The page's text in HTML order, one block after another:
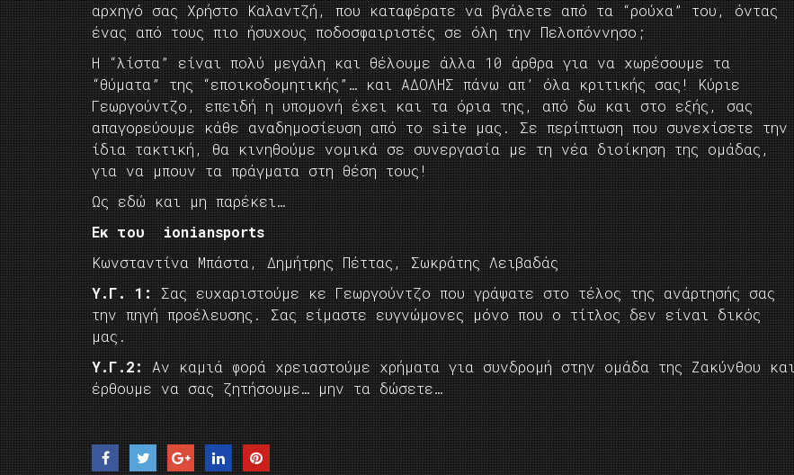
αρχηγό σας Χρήστο Καλαντζή, που καταφέρατε να βγάλετε από τα “ρούχα” του, όντας
ένας από τους πιο ήσυχους ποδοσφαιριστές σε όλη την Πελοπόννησο;
Η “λίστα” είναι πολύ μεγάλη και θέλουμε άλλα 10 άρθρα για να χωρέσουμε τα
“θύματα” της “εποικοδομητικής”… και ΑΔΟΛΗΣ πάνω απ’ όλα κριτικής σας! Κύριε
Γεωργούντζο, επειδή η υπομονή έχει και τα όρια της, από δω και στο εξής, σας
απαγορεύουμε κάθε αναδημοσίευση από το site μας. Σε περίπτωση που συνεχίσετε την
ίδια τακτική, θα κινηθούμε νομικά σε συνεργασία με τη νέα διοίκηση της ομάδας,
για να μπουν τα πράγματα στη θέση τους!
Ως εδώ και μη παρέκει…
Εκ του ioniansports
Κωνσταντίνα Μπάστα, Δημήτρης Πέττας, Σωκράτης Λειβαδάς
Υ.Γ. 1:
Σας ευχαριστούμε κε Γεωργούντζο που γράψατε στο τέλος της ανάρτησής σας
την πηγή προέλευσης. Σας είμαστε ευγνώμονες μόνο που ο τίτλος δεν είναι δικός
μας.
Υ.Γ.2:
Αν καμιά φορά χρειαστούμε χρήματα για συνδρομή στην ομάδα της Ζακύνθου και
έρθουμε να σας ζητήσουμε… μην τα δώσετε…